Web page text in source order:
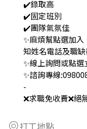
✔️錄取高
✔️固定班別
✔️團隊氣氛佳
✨麻煩幫點選加入
知姓名電話及職
✨線上詢問或點
✨諮詢專線
-
❌求職免收費❌
打工地點